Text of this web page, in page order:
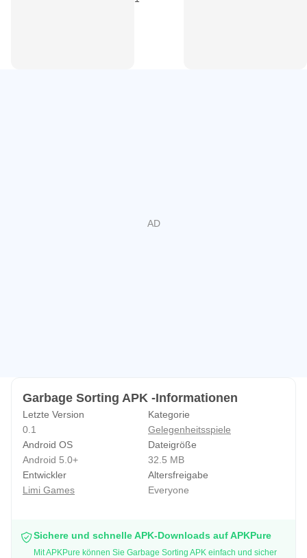
Garbage Sorting APK -Informationen
Letzte Version
0.1
Kategorie
Gelegenheitsspiele
Android OS
Android 5.0+
Dateigröße
32.5 MB
Entwickler
Limi Games
Altersfreigabe
Everyone
Sichere und schnelle APK-Downloads auf APKPure
Mit APKPure können Sie Garbage Sorting APK einfach und sicher